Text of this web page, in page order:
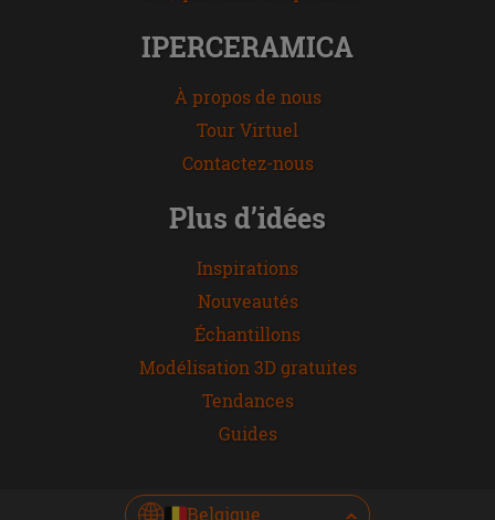
IPERCERAMICA
À propos de nous
Tour Virtuel
Contactez-nous
Plus d’idées
Inspirations
Nouveautés
Échantillons
Modélisation 3D gratuites
Tendances
Guides
Belgique